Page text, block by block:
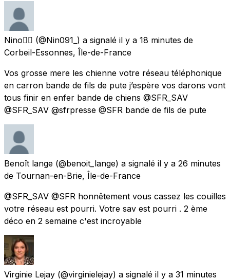
Nino✌🏼 (@Nin091_) a signalé il y a 18 minutes de
Corbeil-Essonnes, Île-de-France
Vos grosse mere les chienne votre réseau téléphonique
en carron bande de fils de pute j’espère vos darons vont
tous finir en enfer bande de chiens @SFR_SAV
@SFR_SAV @sfrpresse @SFR bande de fils de pute
Benoît lange (@benoit_lange) a signalé il y a 26 minutes
de Tournan-en-Brie, Île-de-France
@SFR_SAV @SFR honnêtement vous cassez les couilles
votre réseau est pourri. Votre sav est pourri . 2 ème
déco en 2 semaine c'est incroyable
Virginie Lejay (@virginielejay) a signalé il y a 31 minutes